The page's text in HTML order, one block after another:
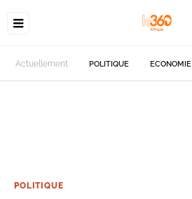
Actuellement POLITIQUE ECONOMIE
POLITIQUE